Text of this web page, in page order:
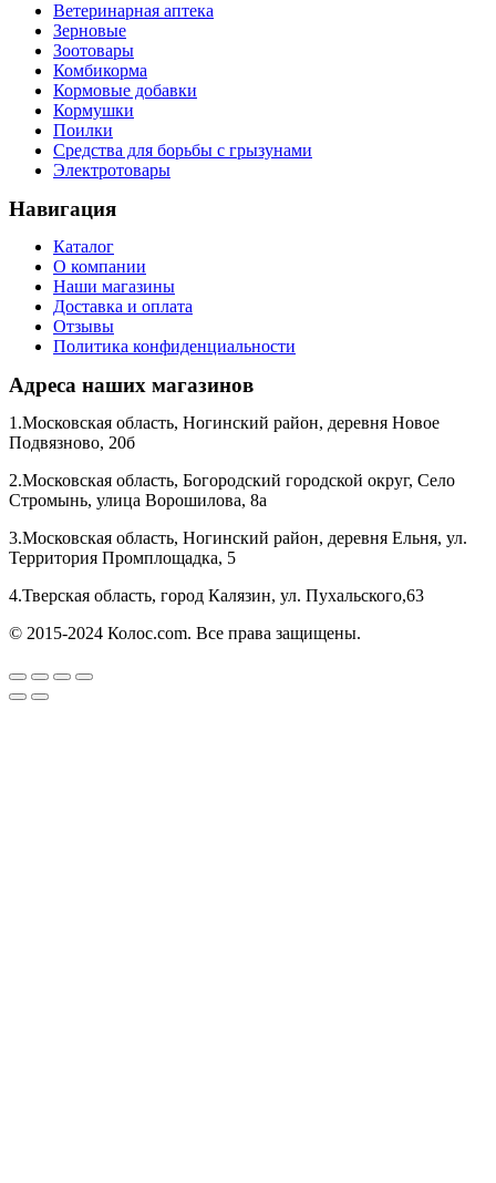
Ветеринарная аптека
Зерновые
Зоотовары
Комбикорма
Кормовые добавки
Кормушки
Поилки
Средства для борьбы с грызунами
Электротовары
Навигация
Каталог
О компании
Наши магазины
Доставка и оплата
Отзывы
Политика конфиденциальности
Адреса наших магазинов
1.Московская область, Ногинский район, деревня Новое
Подвязново, 20б
2.Московская область, Богородский городской округ, Село
Стромынь, улица Ворошилова, 8а
3.Московская область, Ногинский район, деревня Ельня, ул.
Территория Промплощадка, 5
4.Тверская область, город Калязин, ул. Пухальского,63
© 2015-2024 Колос.com. Все права защищены.